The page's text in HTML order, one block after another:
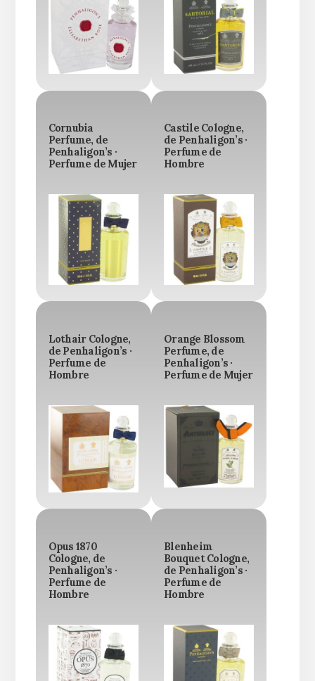
Cornubia
Perfume, de
Penhaligon’s ·
Perfume de Mujer
Castile Cologne,
de Penhaligon’s ·
Perfume de
Hombre
Lothair Cologne,
de Penhaligon’s ·
Perfume de
Hombre
Orange Blossom
Perfume, de
Penhaligon’s ·
Perfume de Mujer
Opus 1870
Cologne, de
Penhaligon’s ·
Perfume de
Hombre
Blenheim
Bouquet Cologne,
de Penhaligon’s ·
Perfume de
Hombre